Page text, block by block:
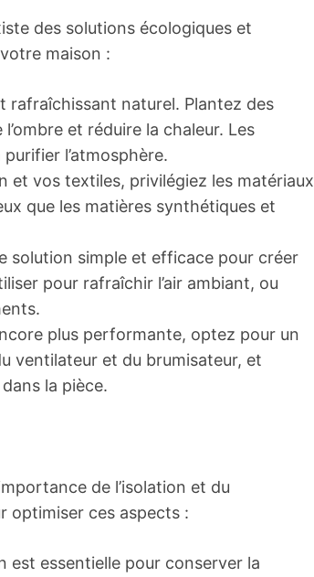
des solutions écologiques et
maison :
rafraîchissant naturel. Plantez des
et réduire la chaleur. Les
l’atmosphère.
et vos textiles, privilégiez les matériaux
que les matières synthétiques et
solution simple et efficace pour créer
pour rafraîchir l’air ambiant, ou
plus performante, optez pour un
ventilateur et du brumisateur, et
la pièce.
de l’isolation et du
optimiser ces aspects :
est essentielle pour conserver la